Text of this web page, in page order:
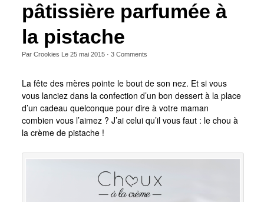
pâtissière parfumée à
la pistache
Par Crookies Le 25 mai 2015· 3Comments
La fête des mères pointe le bout de son nez. Et si vous
vous lanciez dans la confection d’un bon dessert à la place
d’un cadeau quelconque pour dire à votre maman
combien vous l’aimez ? J’ai celui qu’il vous faut : le chou à
la crème de pistache !